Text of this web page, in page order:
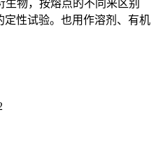
生物，按熔点的不同来区别
性试验。也用作溶剂、有机